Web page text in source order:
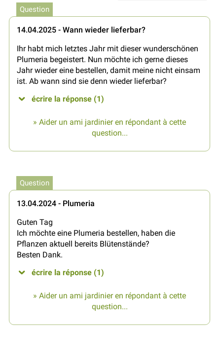
Question
14.04.2025 - Wann wieder lieferbar?
Ihr habt mich letztes Jahr mit dieser wunderschönen
Plumeria begeistert. Nun möchte ich gerne dieses
Jahr wieder eine bestellen, damit meine nicht einsam
ist. Ab wann sind sie denn wieder lieferbar?
écrire la réponse (1)
» Aider un ami jardinier en répondant à cette
question...
Question
13.04.2024 - Plumeria
Guten Tag
Ich möchte eine Plumeria bestellen, haben die
Pflanzen aktuell bereits Blütenstände?
Besten Dank.
écrire la réponse (1)
» Aider un ami jardinier en répondant à cette
question...